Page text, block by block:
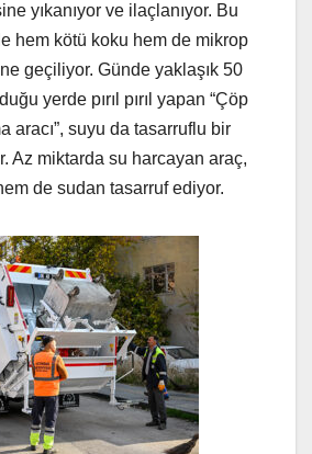
yıkanıyor ve ilaçlanıyor. Bu
hem kötü koku hem de mikrop
geçiliyor. Günde yaklaşık 50
yerde pırıl pırıl yapan “Çöp
aracı”, suyu da tasarruflu bir
Az miktarda su harcayan araç,
de sudan tasarruf ediyor.